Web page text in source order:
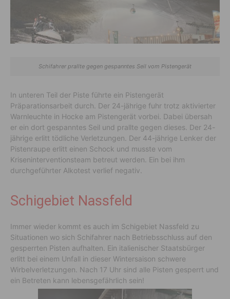
Schifahrer prallte gegen gespanntes Seil vom Pistengerät
In unteren Teil der Piste führte ein Pistengerät
Präparationsarbeit durch. Der 24-jährige fuhr trotz aktivierter
Warnleuchte in Hocke am Pistengerät vorbei. Dabei übersah
er ein dort gespanntes Seil und prallte gegen dieses. Der 24-
jährige erlitt tödliche Verletzungen. Der 44-jährige Lenker der
Pistenraupe erlitt einen Schock und musste vom
Kriseninterventionsteam betreut werden. Ein bei ihm
durchgeführter Alkotest verlief negativ.
Schigebiet Nassfeld
Immer wieder kommt es auch im Schigebiet Nassfeld zu
Situationen wo sich Schifahrer nach Betriebsschluss auf den
gesperrten Pisten aufhalten. Ein italienischer Staatsbürger
erlitt bei einem Unfall in dieser Wintersaison schwere
Wirbelverletzungen. Nach 17 Uhr sind alle Pisten gesperrt und
ein Betreten kann lebensgefährlich sein!